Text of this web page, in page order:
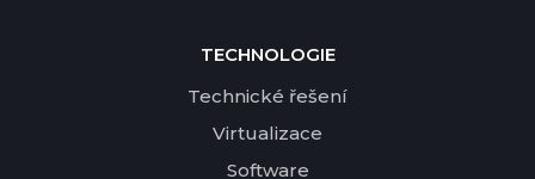
TECHNOLOGIE
Technické řešení
Virtualizace
Software